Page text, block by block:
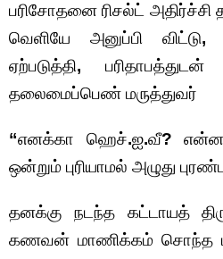
பரிசோதனை ரிசல்ட் அதிர்ச்சி
வெளியே அனுப்பி விட்டு,
ஏற்படுத்தி,
தலைமைப்பெண் மருத்துவர்
“எனக்கா ஹெச்.ஐ.வீ?
ஒன்றும் புரியாமல் அழுது
தனக்கு நடந்த கட்டாயத்
கணவன் மாணிக்கம் சொந்த